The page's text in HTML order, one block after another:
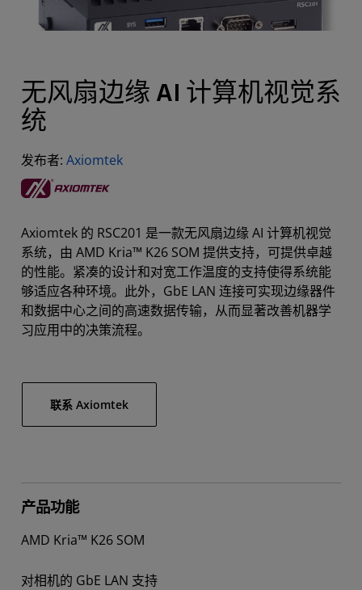
无风扇边缘 AI 计算机视觉系
统
发布者: Axiomtek
Axiomtek 的 RSC201 是一款无风扇边缘 AI 计算机视觉
系统，由 AMD Kria™ K26 SOM 提供支持，可提供卓越
的性能。紧凑的设计和对宽工作温度的支持使得系统能
够适应各种环境。此外，GbE LAN 连接可实现边缘器件
和数据中心之间的高速数据传输，从而显著改善机器学
习应用中的决策流程。
联系 Axiomtek
产品功能
AMD Kria™ K26 SOM
对相机的 GbE LAN 支持